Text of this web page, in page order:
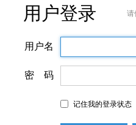
用户登录 请
用户名
密 码
记住我的登录状态